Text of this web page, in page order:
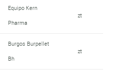
Equipo Kern
Pharma
zt
Burgos Burpellet
Bh
zt